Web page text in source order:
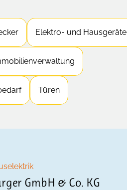
Elektro- und Hausgeräte
Türen
GmbH & Co. KG